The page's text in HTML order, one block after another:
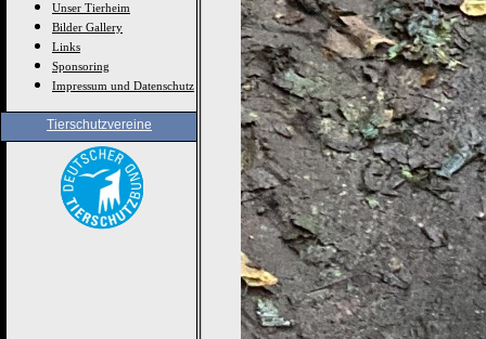
Unser Tierheim
Bilder Gallery
Links
Sponsoring
Impressum und Datenschutz
Tierschutzvereine